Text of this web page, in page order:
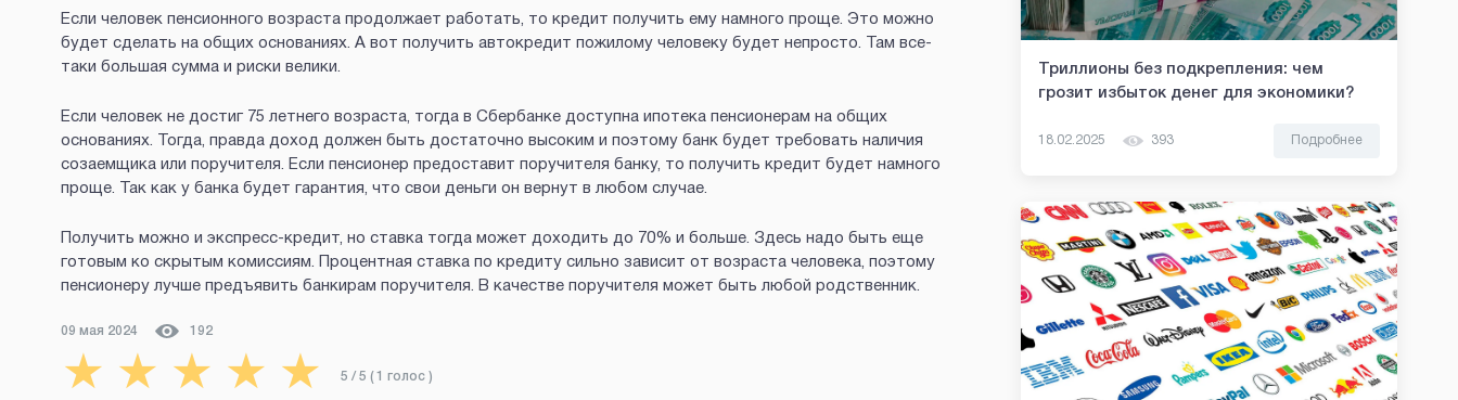
Если человек пенсионного возраста продолжает работать, то кредит получить ему намного проще. Это можно
будет сделать на общих основаниях. А вот получить автокредит пожилому человеку будет непросто. Там все-
таки большая сумма и риски велики.
Если человек не достиг 75 летнего возраста, тогда в Сбербанке доступна ипотека пенсионерам на общих
основаниях. Тогда, правда доход должен быть достаточно высоким и поэтому банк будет требовать наличия
созаемщика или поручителя. Если пенсионер предоставит поручителя банку, то получить кредит будет намного
проще. Так как у банка будет гарантия, что свои деньги он вернут в любом случае.
Получить можно и экспресс-кредит, но ставка тогда может доходить до 70% и больше. Здесь надо быть еще
готовым ко скрытым комиссиям. Процентная ставка по кредиту сильно зависит от возраста человека, поэтому
пенсионеру лучше предъявить банкирам поручителя. В качестве поручителя может быть любой родственник.
09 мая 2024 192
★ ★ ★ ★ ★ 5 / 5 ( 1 голос )
Триллионы без подкрепления: чем
грозит избыток денег для экономики?
18.02.2025 393 Подробнее